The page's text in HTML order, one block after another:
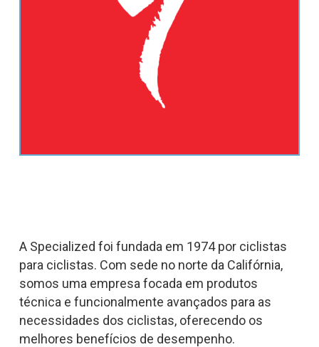
A Specialized foi fundada em 1974 por ciclistas
para ciclistas. Com sede no norte da Califórnia,
somos uma empresa focada em produtos
técnica e funcionalmente avançados para as
necessidades dos ciclistas, oferecendo os
melhores benefícios de desempenho.